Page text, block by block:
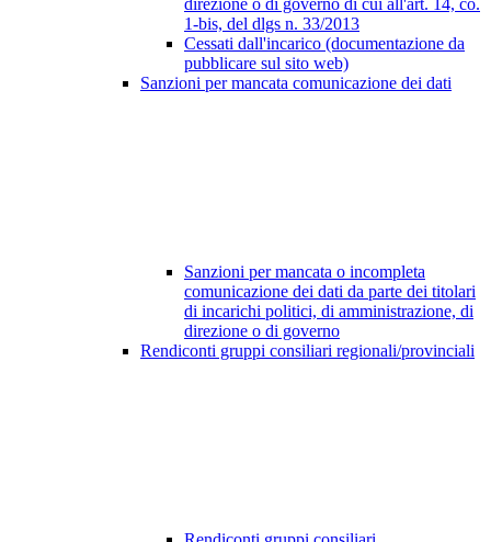
direzione o di governo di cui all'art. 14, co.
1-bis, del dlgs n. 33/2013
Cessati dall'incarico (documentazione da
pubblicare sul sito web)
Sanzioni per mancata comunicazione dei dati
Sanzioni per mancata o incompleta
comunicazione dei dati da parte dei titolari
di incarichi politici, di amministrazione, di
direzione o di governo
Rendiconti gruppi consiliari regionali/provinciali